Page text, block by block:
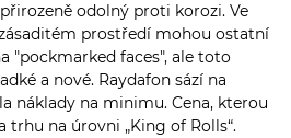
odolný proti korozi. Ve
prostředí mohou ostatní
"pockmarked faces", ale toto
a nové. Raydafon sází na
náklady na minimu. Cena, kterou
trhu na úrovni „King of Rolls“.